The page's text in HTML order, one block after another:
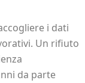
i dati
Un rifiuto
da parte